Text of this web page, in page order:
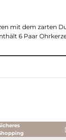
mit dem zarten
6 Paar